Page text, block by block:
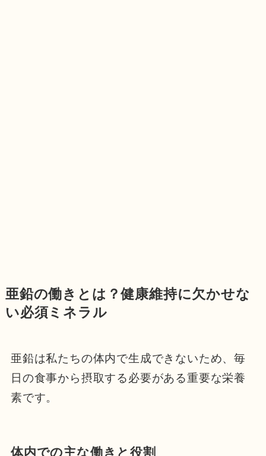
亜鉛の働きとは？健康維持に欠かせな
い必須ミネラル
亜鉛は私たちの体内で生成できないため、毎
日の食事から摂取する必要がある重要な栄養
素です。
体内での主な働きと役割